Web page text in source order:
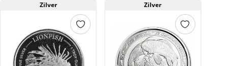
Zilver Zilver